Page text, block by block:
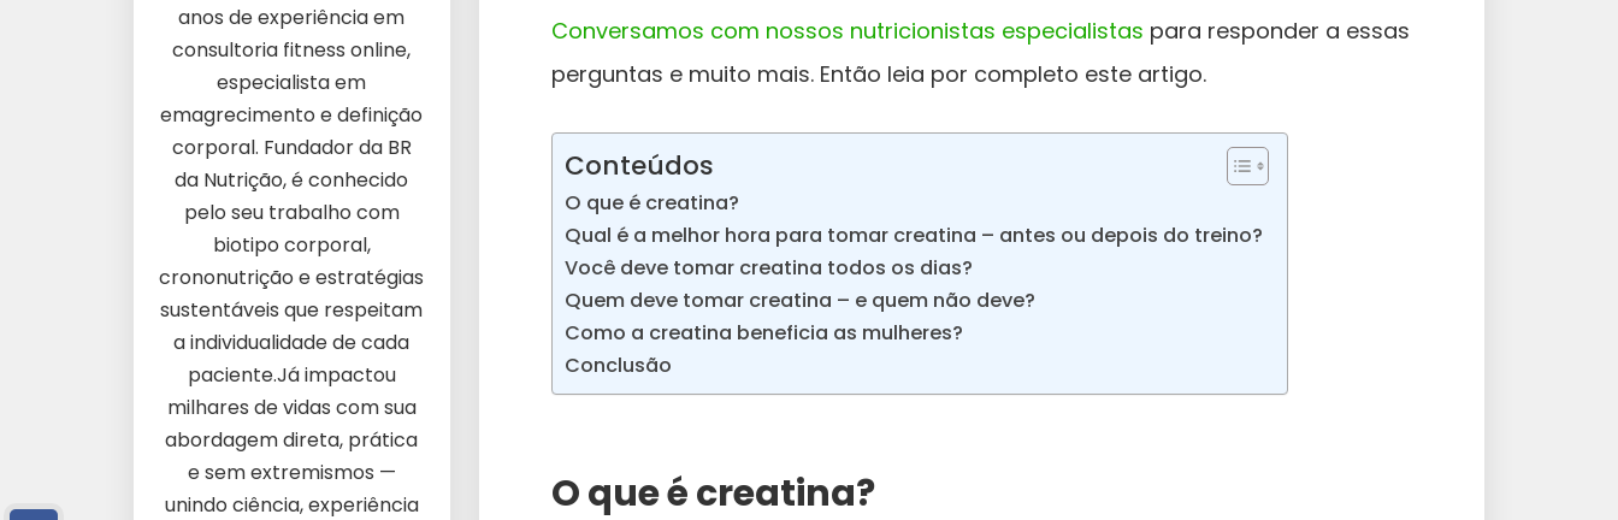
Conversamos com nossos nutricionistas especialistas para responder a essas
perguntas e muito mais. Então leia por completo este artigo.
Conteúdos
O que é creatina?
Qual é a melhor hora para tomar creatina – antes ou depois do treino?
Você deve tomar creatina todos os dias?
Quem deve tomar creatina – e quem não deve?
Como a creatina beneficia as mulheres?
Conclusão
O que é creatina?
anos de experiência em
consultoria fitness online,
especialista em
emagrecimento e definição
corporal. Fundador da BR
da Nutrição, é conhecido
pelo seu trabalho com
biotipo corporal,
crononutrição e estratégias
sustentáveis que respeitam
a individualidade de cada
paciente.Já impactou
milhares de vidas com sua
abordagem direta, prática
e sem extremismos —
unindo ciência, experiência